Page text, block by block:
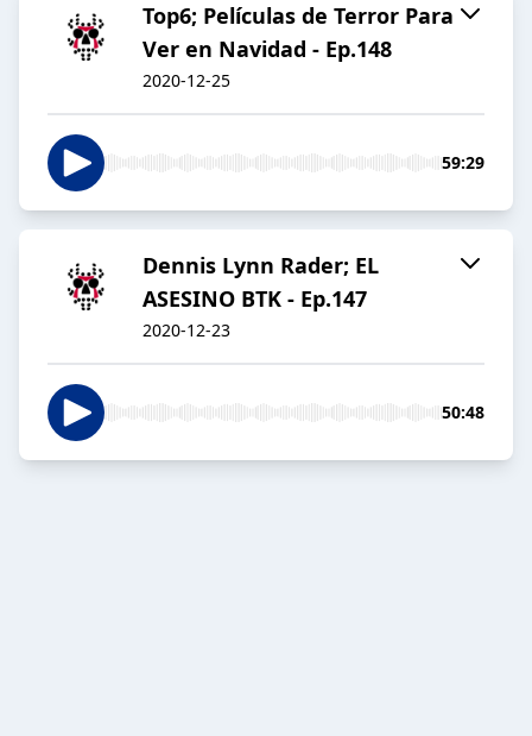
Top6; Películas de Terror Para
Ver en Navidad - Ep.148
2020-12-25
59:29
Dennis Lynn Rader; EL
ASESINO BTK - Ep.147
2020-12-23
50:48